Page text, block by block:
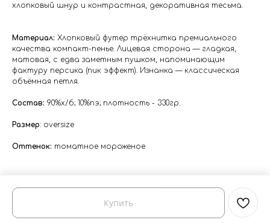
Купить
хлопковый шнур и контрастная, декоративная тесьма.
Материал: Хлопковый футер трёхнитка премиального
качества компакт-пенье. Лицевая сторона — гладкая,
матовая, с едва заметным пушком, напоминающим
фактуру персика (пик эффект). Изнанка — классическая
объёмная петля.
Состав: 90%х/б; 10%пэ; плотность - 330гр.
Размер: oversize
Оттенок: томатное мороженое
Made on